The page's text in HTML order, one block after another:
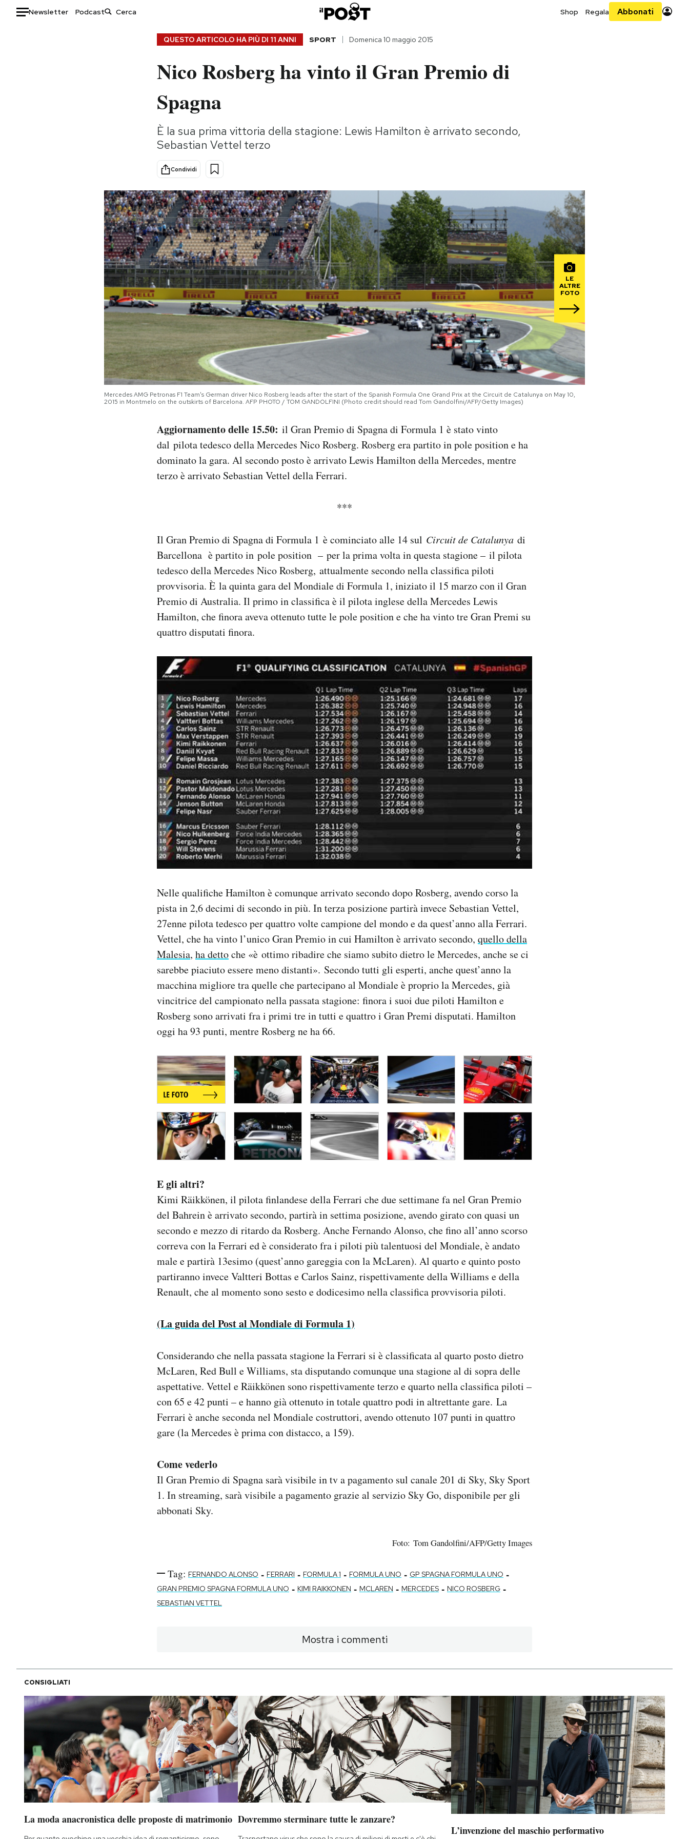
Newsletter Podcast Shop Regala Abbonati
Storie/Idee
Ok Boomer!
Altrecose
Mondiali calcio 2026
QUESTO ARTICOLO HA PIÙ DI 11 ANNI SPORT Domenica 10 maggio 2015
Nico Rosberg ha vinto il Gran Premio di
Spagna
È la sua prima vittoria della stagione: Lewis Hamilton è arrivato secondo,
Sebastian Vettel terzo
Condividi
LE
ALTRE
FOTO
Mercedes AMG Petronas F1 Team's German driver Nico Rosberg leads after the start of the Spanish Formula One Grand Prix at the Circuit de Catalunya on May 10,
2015 in Montmelo on the outskirts of Barcelona. AFP PHOTO / TOM GANDOLFINI (Photo credit should read Tom Gandolfini/AFP/Getty Images)
Aggiornamento delle 15.50: il Gran Premio di Spagna di Formula 1 è stato vinto
dal pilota tedesco della Mercedes Nico Rosberg. Rosberg era partito in pole position e ha
dominato la gara. Al secondo posto è arrivato Lewis Hamilton della Mercedes, mentre
terzo è arrivato Sebastian Vettel della Ferrari.
***
Il Gran Premio di Spagna di Formula 1 è cominciato alle 14 sul Circuit de Catalunya di
Barcellona è partito in pole position – per la prima volta in questa stagione – il pilota
tedesco della Mercedes Nico Rosberg, attualmente secondo nella classifica piloti
provvisoria. È la quinta gara del Mondiale di Formula 1, iniziato il 15 marzo con il Gran
Premio di Australia. Il primo in classifica è il pilota inglese della Mercedes Lewis
Hamilton, che finora aveva ottenuto tutte le pole position e che ha vinto tre Gran Premi su
quattro disputati finora.
Nelle qualifiche Hamilton è comunque arrivato secondo dopo Rosberg, avendo corso la
pista in 2,6 decimi di secondo in più. In terza posizione partirà invece Sebastian Vettel,
27enne pilota tedesco per quattro volte campione del mondo e da quest’anno alla Ferrari.
Vettel, che ha vinto l’unico Gran Premio in cui Hamilton è arrivato secondo, quello della
Malesia, ha dettoche «è ottimo ribadire che siamo subito dietro le Mercedes, anche se ci
sarebbe piaciuto essere meno distanti». Secondo tutti gli esperti, anche quest’anno la
macchina migliore tra quelle che partecipano al Mondiale è proprio la Mercedes, già
vincitrice del campionato nella passata stagione: finora i suoi due piloti Hamilton e
Rosberg sono arrivati fra i primi tre in tutti e quattro i Gran Premi disputati. Hamilton
oggi ha 93 punti, mentre Rosberg ne ha 66.
E gli altri?
Kimi Räikkönen, il pilota finlandese della Ferrari che due settimane fa nel Gran Premio
del Bahrein è arrivato secondo, partirà in settima posizione, avendo girato con quasi un
secondo e mezzo di ritardo da Rosberg. Anche Fernando Alonso, che fino all’anno scorso
correva con la Ferrari ed è considerato fra i piloti più talentuosi del Mondiale, è andato
male e partirà 13esimo (quest’anno gareggia con la McLaren). Al quarto e quinto posto
partiranno invece Valtteri Bottas e Carlos Sainz, rispettivamente della Williams e della
Renault, che al momento sono sesto e dodicesimo nella classifica provvisoria piloti.
(La guida del Post al Mondiale di Formula 1)
Considerando che nella passata stagione la Ferrari si è classificata al quarto posto dietro
McLaren, Red Bull e Williams, sta disputando comunque una stagione al di sopra delle
aspettative. Vettel e Räikkönen sono rispettivamente terzo e quarto nella classifica piloti –
con 65 e 42 punti – e hanno già ottenuto in totale quattro podi in altrettante gare. La
Ferrari è anche seconda nel Mondiale costruttori, avendo ottenuto 107 punti in quattro
gare (la Mercedes è prima con distacco, a 159).
Come vederlo
Il Gran Premio di Spagna sarà visibile in tv a pagamento sul canale 201 di Sky, Sky Sport
1. In streaming, sarà visibile a pagamento grazie al servizio Sky Go, disponibile per gli
abbonati Sky.
Foto: Tom Gandolfini/AFP/Getty Images
Tag: FERNANDO ALONSO - FERRARI - FORMULA 1 - FORMULA UNO - GP SPAGNA FORMULA UNO -
GRAN PREMIO SPAGNA FORMULA UNO - KIMI RAIKKONEN - MCLAREN - MERCEDES - NICO ROSBERG -
SEBASTIAN VETTEL
Mostra i commenti
CONSIGLIATI
La moda anacronistica delle proposte di matrimonio Dovremmo sterminare tutte le zanzare?
L’invenzione del maschio performativo